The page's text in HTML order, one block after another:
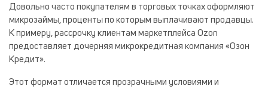
Довольно часто покупателям в торговых точках оформляют
микрозаймы, проценты по которым выплачивают продавцы.
К примеру, рассрочку клиентам маркетплейса Ozon
предоставляет дочерняя микрокредитная компания «Озон
Кредит».
Этот формат отличается прозрачными условиями и